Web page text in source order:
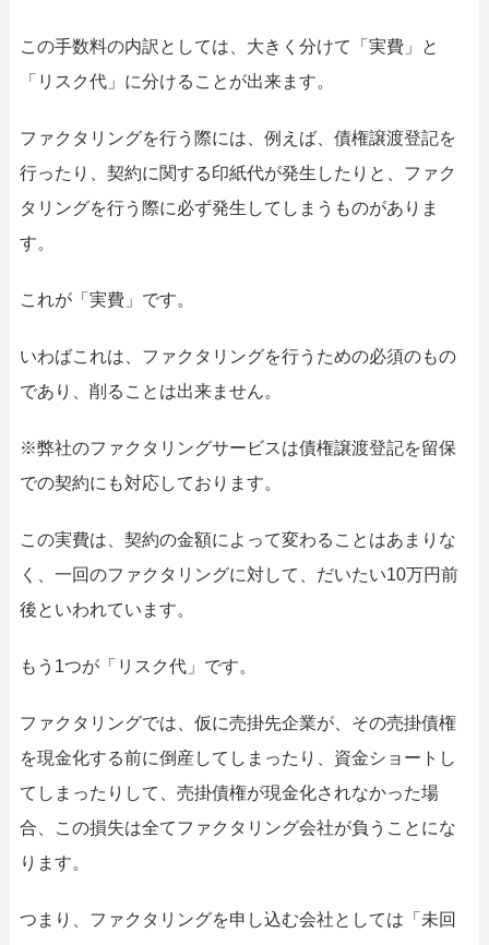
この手数料の内訳としては、大きく分けて「実費」と
「リスク代」に分けることが出来ます。
ファクタリングを行う際には、例えば、債権譲渡登記を
行ったり、契約に関する印紙代が発生したりと、ファク
タリングを行う際に必ず発生してしまうものがありま
す。
これが「実費」です。
いわばこれは、ファクタリングを行うための必須のもの
であり、削ることは出来ません。
※弊社のファクタリングサービスは債権譲渡登記を留保
での契約にも対応しております。
この実費は、契約の金額によって変わることはあまりな
く、一回のファクタリングに対して、だいたい10万円前
後といわれています。
もう1つが「リスク代」です。
ファクタリングでは、仮に売掛先企業が、その売掛債権
を現金化する前に倒産してしまったり、資金ショートし
てしまったりして、売掛債権が現金化されなかった場
合、この損失は全てファクタリング会社が負うことにな
ります。
つまり、ファクタリングを申し込む会社としては「未回